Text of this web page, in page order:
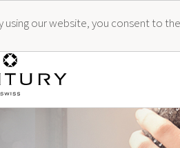
our website, you consent to